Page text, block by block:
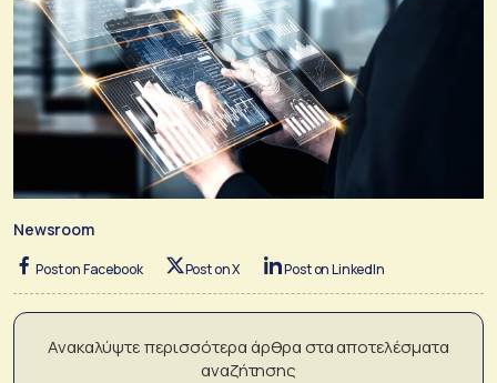
Newsroom
Post on Facebook Post on X Post on LinkedIn
Ανακαλύψτε περισσότερα άρθρα στα αποτελέσματα
αναζήτησης